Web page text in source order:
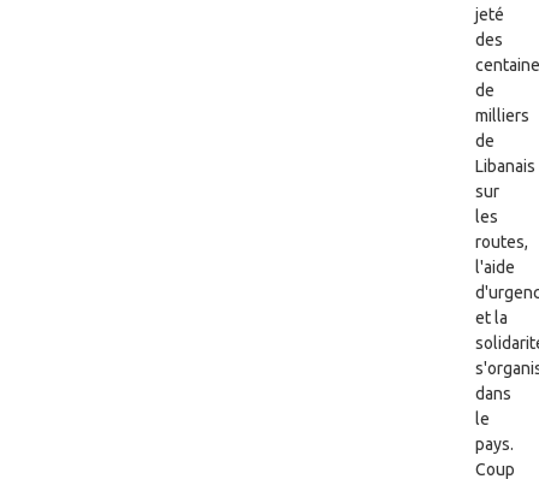
jeté
des
de
milliers
de
Libanais
sur
les
routes,
l'aide
et la
dans
le
pays.
Coup